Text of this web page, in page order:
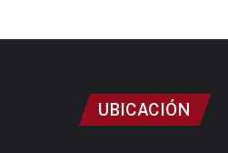
UBICACIÓN